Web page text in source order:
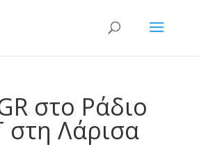
στο Ράδιο
στη Λάρισα